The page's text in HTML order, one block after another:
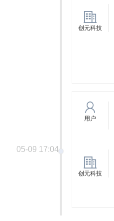
创元科技
05-09 17:04
用户
创元科技